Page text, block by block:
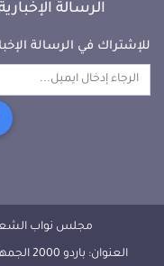
الرسالة
للإشتراك في الرسالة
مجلس نواب الشعب